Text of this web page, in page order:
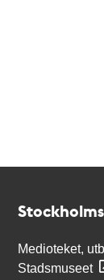
Medioteket,
Stadsmuseet